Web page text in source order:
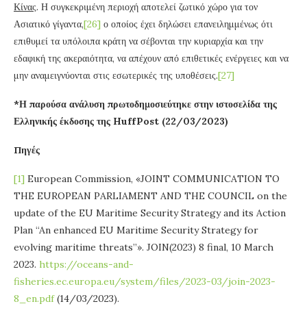
Κίνας. Η συγκεκριμένη περιοχή αποτελεί ζωτικό χώρο για τον
Ασιατικό γίγαντα,[26] ο οποίος έχει δηλώσει επανειλημμένως ότι
επιθυμεί τα υπόλοιπα κράτη να σέβονται την κυριαρχία και την
εδαφική της ακεραιότητα, να απέχουν από επιθετικές ενέργειες και να
μην αναμειγνύονται στις εσωτερικές της υποθέσεις.[27]
*Η παρούσα ανάλυση πρωτοδημοσιεύτηκε στην ιστοσελίδα της
Ελληνικής έκδοσης της HuffPost (22/03/2023)
Πηγές
[1] European Commission, «JOINT COMMUNICATION TO
THE EUROPEAN PARLIAMENT AND THE COUNCIL on the
update of the EU Maritime Security Strategy and its Action
Plan “An enhanced EU Maritime Security Strategy for
evolving maritime threats”». JOIN(2023) 8 final, 10 March
2023. https://oceans-and-
fisheries.ec.europa.eu/system/files/2023-03/join-2023-
8_en.pdf(14/03/2023).